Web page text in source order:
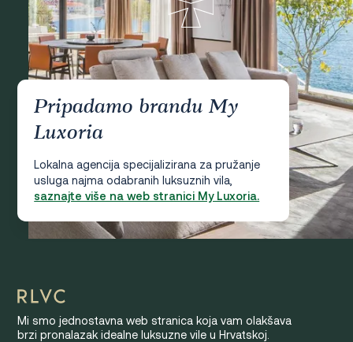
Pripadamo brandu My
Luxoria
Lokalna agencija specijalizirana za pružanje
usluga najma odabranih luksuznih vila,
saznajte više na web stranici My Luxoria.
Mi smo jednostavna web stranica koja vam olakšava
brzi pronalazak idealne luksuzne vile u Hrvatskoj.